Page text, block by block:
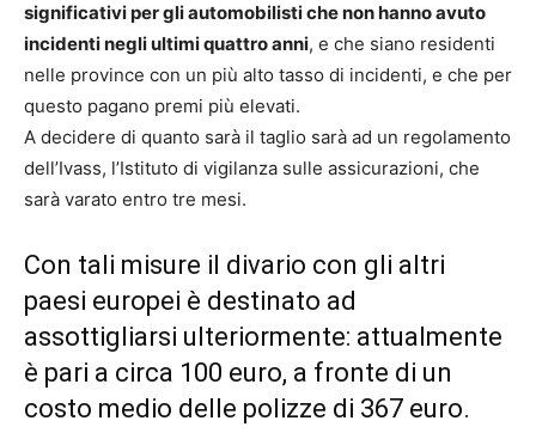
significativi per gli automobilisti che non hanno avuto
incidenti negli ultimi quattro anni, e che siano residenti
nelle province con un più alto tasso di incidenti, e che per
questo pagano premi più elevati.
A decidere di quanto sarà il taglio sarà ad un regolamento
dell’Ivass, l’Istituto di vigilanza sulle assicurazioni, che
sarà varato entro tre mesi.
Con tali misure il divario con gli altri
paesi europei è destinato ad
assottigliarsi ulteriormente: attualmente
è pari a circa 100 euro, a fronte di un
costo medio delle polizze di 367 euro.